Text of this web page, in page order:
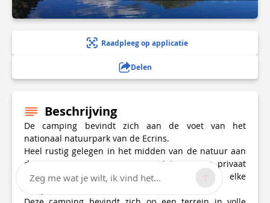
Raadpleeg op applicatie
Delen
Beschrijving
De camping bevindt zich aan de voet van het
nationaal natuurpark van de Ecrins.
Heel rustig gelegen in het midden van de natuur aan
de oever van een meer en geniet van een privaat
strand. Dankzij z'n grote oppervlakte kan elke
campeerder over mistens 200m2 beschikken.
Zeg me wat je wilt, ik vind het...